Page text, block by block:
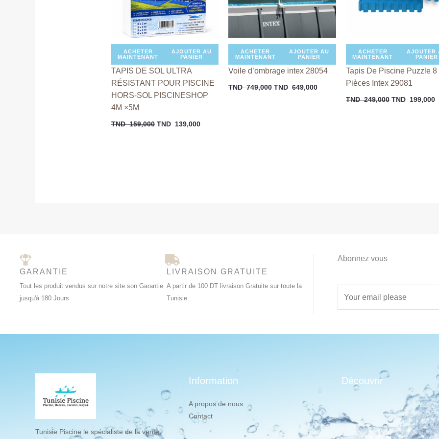
ACHETER
MAINTENANT
AJOUTER AU
PANIER
TAPIS DE SOL ULTRA
RÉSISTANT POUR PISCINE
HORS-SOL PISCINESHOP
4M ×5M
TND159,000 TND 139,000
ACHETER
MAINTENANT
AJOUTER AU
PANIER
Voile d’ombrage intex 28054
TND749,000 TND 649,000
ACHETER
MAINTENANT
AJOUTER
PANIER
Tapis De Piscine Puzzle 8
Pièces Intex 29081
TND249,000 TND 199,000
GARANTIE
Tout les produit vendus sur notre site son Garantie
jusqu'à 180 Jours
LIVRAISON GRATUITE
A partir de 100 DT livraison Gratuite sur toute la
Tunisie
Abonnez vous
Tunisie Piscine le spécialiste de la vente
Information
A propos de nous
Contact
Découvrir